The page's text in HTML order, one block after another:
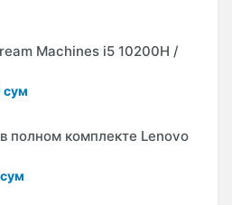
Machines i5 10200H /
сум
полном комплекте Lenovo